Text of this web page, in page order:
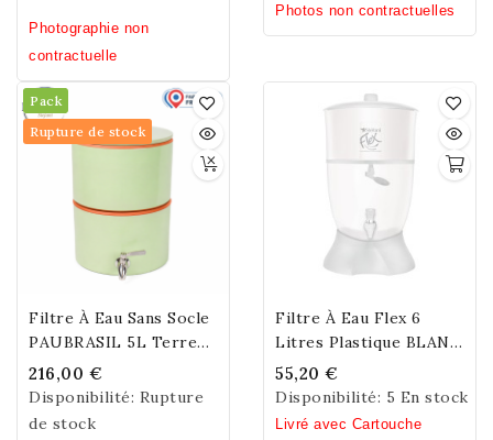
tout débordement du
réservoir inférieur de
votre fontaine filtrante.
Il régule
automatiquement le
niveau d’eau filtrée et
indésirables lorsque la
cuve basse est pleine.
Photographie non
contractuelle
Hauteur sans socle 31cm /
Diamètre 23cm / Poids
Photos non contractuelles
Pack
Rupture de stock
Filtre À Eau Sans Socle
PAUBRASIL 5L Terre
Cuite Émaillée Verte
216,00 €
Disponibilité: Rupture
de stock
Filtre À Eau Flex 6
Litres Plastique BLANC
(6l + 6l) Free Bisphenol
A,S,F
55,20 €
Disponibilité: 5 En stock
Livré avec Cartouche